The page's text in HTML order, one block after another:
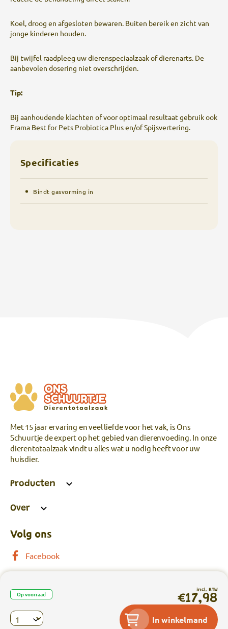
Op voorraad €17,98
incl. BTW
In winkelmand
Koel, droog en afgesloten bewaren. Buiten bereik en zicht van
jonge kinderen houden.
Bij twijfel raadpleeg uw dierenspeciaalzaak of dierenarts. De
aanbevolen dosering niet overschrijden.
Tip:
Bij aanhoudende klachten of voor optimaal resultaat gebruik ook
Frama Best for Pets Probiotica Plus en/of Spijsvertering.
Specificaties
Bindt gasvorming in
Met 15 jaar ervaring en veel liefde voor het vak, is Ons
Schuurtje de expert op het gebied van dierenvoeding. In onze
dierentotaalzaak vindt u alles wat u nodig heeft voor uw
huisdier.
Producten
Over
Volg ons
Facebook
Privacy | Algemene voorwaarden |